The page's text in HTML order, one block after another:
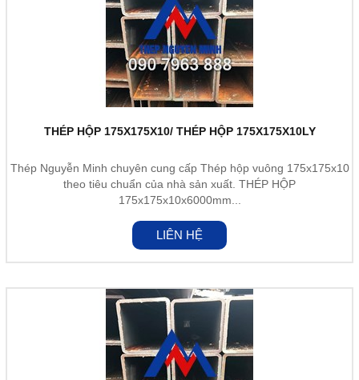
THÉP HỘP 175X175X10/ THÉP HỘP 175X175X10LY
Thép Nguyễn Minh chuyên cung cấp Thép hộp vuông 175x175x10
theo tiêu chuẩn của nhà sản xuất. THÉP HỘP
175x175x10x6000mm...
LIÊN HỆ